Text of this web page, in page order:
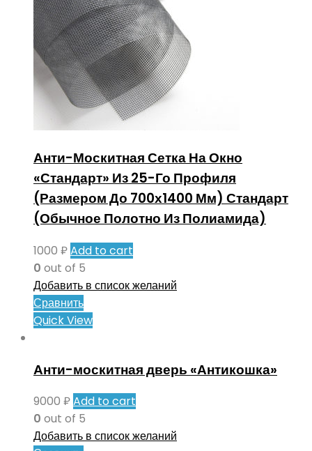
Анти-Москитная Сетка На Окно
«Стандарт» Из 25-Го Профиля
(Размером До 700х1400 Мм) Стандарт
(Обычное Полотно Из Полиамида)
1000 ₽Add to cart
0 out of 5
Добавить в список желаний
Сравнить
Quick View
Анти-москитная дверь «Антикошка»
9000 ₽Add to cart
0 out of 5
Добавить в список желаний